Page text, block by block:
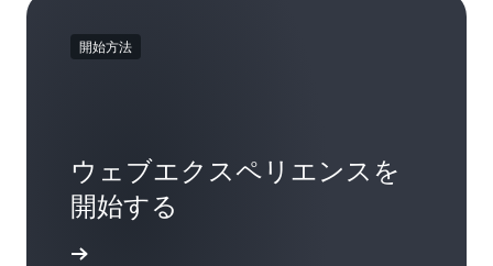
開始方法
ウェブエクスペリエンスを
開始する